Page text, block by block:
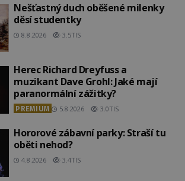
Nešťastný duch oběšené milenky
děsí studentky
8.8.2026 3.5TIS
Herec Richard Dreyfuss a
muzikant Dave Grohl: Jaké mají
paranormální zážitky?
PREMIUM 5.8.2026 3.0TIS
Hororové zábavní parky: Straší tu
oběti nehod?
4.8.2026 3.4TIS